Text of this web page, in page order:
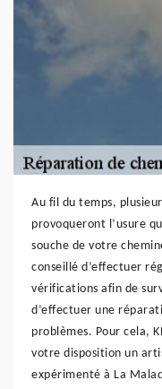
Au fil du temps,
provoqueront l’usure
souche de votre
conseillé d’effectuer
vérifications afin de
d’effectuer une
problèmes. Pour cela,
votre disposition un
expérimenté à La